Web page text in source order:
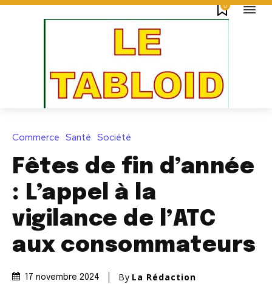
0
Commerce Santé Société
Fêtes de fin d’année
: L’appel à la
vigilance de l’ATC
aux consommateurs
17 novembre 2024 By La Rédaction